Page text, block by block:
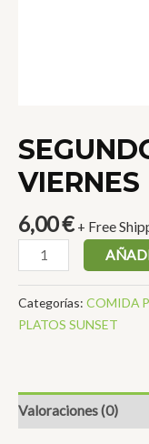
VIERNES
6,00€ + Free
SEGUNDO
PLATO
cantidad
Categorías: COMIDA
PLATOS SUNSET
Valoraciones (0)